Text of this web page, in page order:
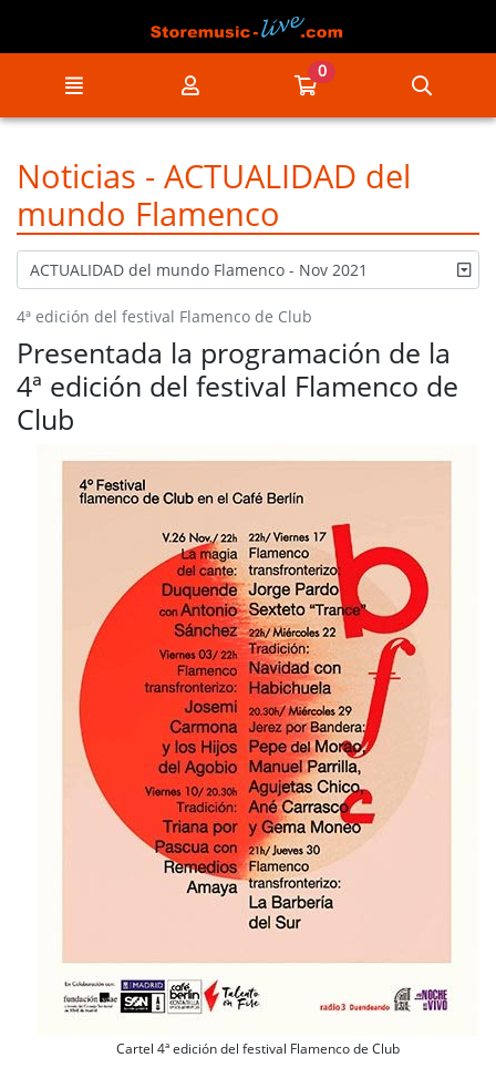
Ir a mi compra
0
Noticias - ACTUALIDAD del
mundo Flamenco
ACTUALIDAD del mundo Flamenco - Nov 2021
4ª edición del festival Flamenco de Club
Presentada la programación de la
4ª edición del festival Flamenco de
Club
Cartel 4ª edición del festival Flamenco de Club